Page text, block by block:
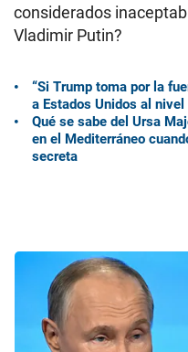
considerados
Vladimir Putin?
“Si Trump toma por la
a Estados Unidos al
Qué se sabe del Ursa
en el Mediterráneo
secreta